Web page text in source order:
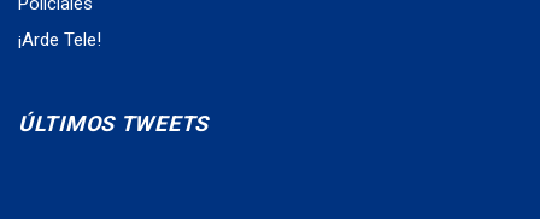
¡Arde Tele!
ÚLTIMOS TWEETS